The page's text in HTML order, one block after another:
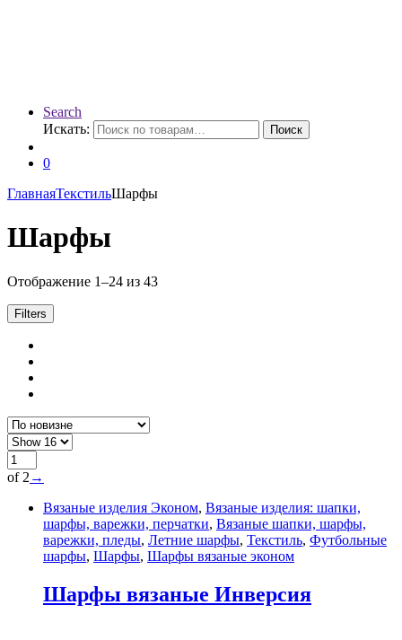
Search
Искать:
Поиск
0
ГлавнаяТекстильШарфы
Шарфы
Отображение 1–24 из 43
Filters
of 2 →
Вязаные изделия Эконом, Вязаные изделия: шапки,
шарфы, варежки, перчатки, Вязаные шапки, шарфы,
варежки, пледы, Летние шарфы, Текстиль, Футбольные
шарфы, Шарфы, Шарфы вязаные эконом
Шарфы вязаные Инверсия